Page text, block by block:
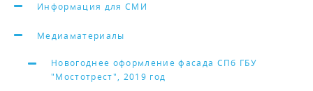
Информация для СМИ
Медиаматериалы
Новогоднее оформление фасада СПб ГБУ
"Мостотрест", 2019 год